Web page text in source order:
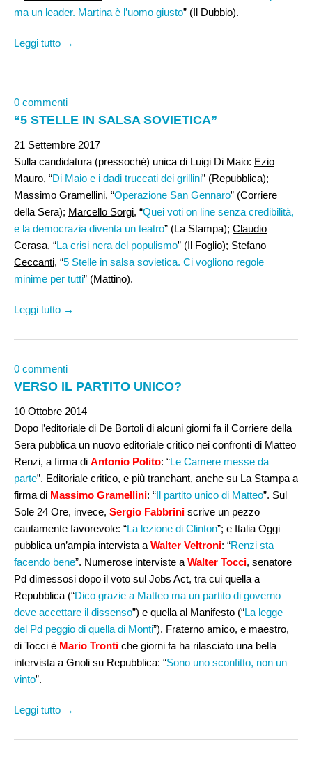
ma un leader. Martina è l’uomo giusto” (Il Dubbio).
Leggi tutto →
0 commenti
“5 STELLE IN SALSA SOVIETICA”
21 Settembre 2017
Sulla candidatura (pressoché) unica di Luigi Di Maio: Ezio
Mauro, “Di Maio e i dadi truccati dei grillini” (Repubblica);
Massimo Gramellini, “Operazione San Gennaro” (Corriere
della Sera); Marcello Sorgi, “Quei voti on line senza credibilità,
e la democrazia diventa un teatro” (La Stampa); Claudio
Cerasa, “La crisi nera del populismo” (Il Foglio); Stefano
Ceccanti, “5 Stelle in salsa sovietica. Ci vogliono regole
minime per tutti” (Mattino).
Leggi tutto →
0 commenti
VERSO IL PARTITO UNICO?
10 Ottobre 2014
Dopo l’editoriale di De Bortoli di alcuni giorni fa il Corriere della
Sera pubblica un nuovo editoriale critico nei confronti di Matteo
Renzi, a firma di Antonio Polito: “Le Camere messe da
parte”. Editoriale critico, e più tranchant, anche su La Stampa a
firma di Massimo Gramellini: “Il partito unico di Matteo”. Sul
Sole 24 Ore, invece, Sergio Fabbrini scrive un pezzo
cautamente favorevole: “La lezione di Clinton”; e Italia Oggi
pubblica un’ampia intervista a Walter Veltroni: “Renzi sta
facendo bene”. Numerose interviste a Walter Tocci, senatore
Pd dimessosi dopo il voto sul Jobs Act, tra cui quella a
Repubblica (“Dico grazie a Matteo ma un partito di governo
deve accettare il dissenso”) e quella al Manifesto (“La legge
del Pd peggio di quella di Monti”). Fraterno amico, e maestro,
di Tocci è Mario Tronti che giorni fa ha rilasciato una bella
intervista a Gnoli su Repubblica: “Sono uno sconfitto, non un
vinto”.
Leggi tutto →